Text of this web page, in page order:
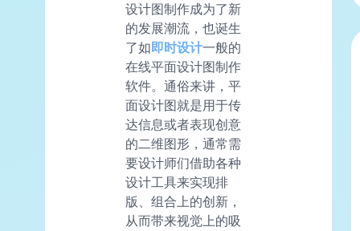
设计图制作成为了新
的发展潮流，也诞生
了如即时设计一般的
在线平面设计图制作
软件。通俗来讲，平
面设计图就是用于传
达信息或者表现创意
的二维图形，通常需
要设计师们借助各种
设计工具来实现排
版、组合上的创新，
从而带来视觉上的吸